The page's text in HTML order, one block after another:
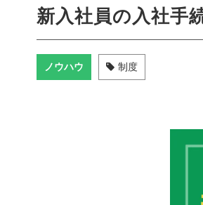
新入社員の入社手
ノウハウ
制度